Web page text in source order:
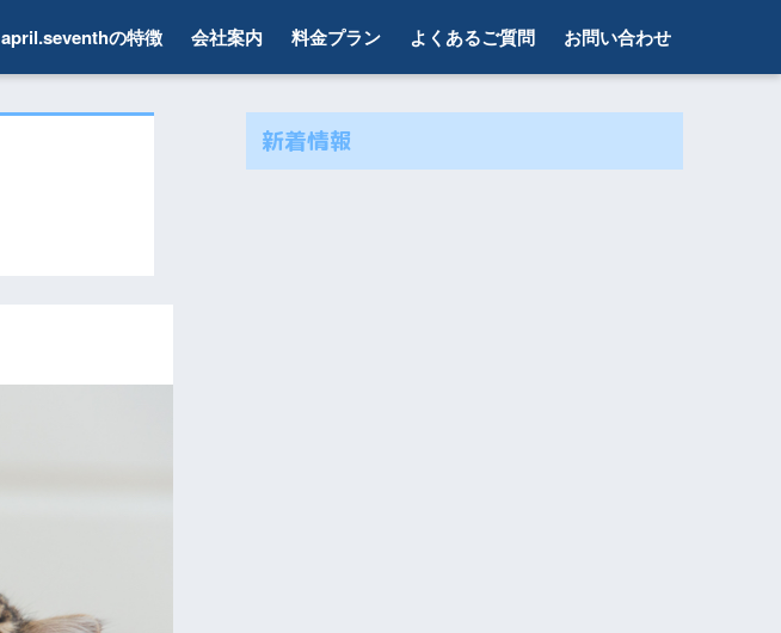
april.seventhの特徴 会社案内 料金プラン よくあるご質問 お問い合わせ
新着情報